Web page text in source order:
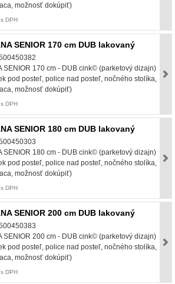
možnosť dokúpiť)
s DPH
SENIOR 170 cm DUB lakovaný
SENIOR 170 cm - DUB cink© (parketový dizajn)
pod posteľ, police nad posteľ, nočného stolíka,
možnosť dokúpiť)
s DPH
SENIOR 180 cm DUB lakovaný
SENIOR 180 cm - DUB cink© (parketový dizajn)
pod posteľ, police nad posteľ, nočného stolíka,
možnosť dokúpiť)
s DPH
SENIOR 200 cm DUB lakovaný
SENIOR 200 cm - DUB cink© (parketový dizajn)
pod posteľ, police nad posteľ, nočného stolíka,
možnosť dokúpiť)
s DPH